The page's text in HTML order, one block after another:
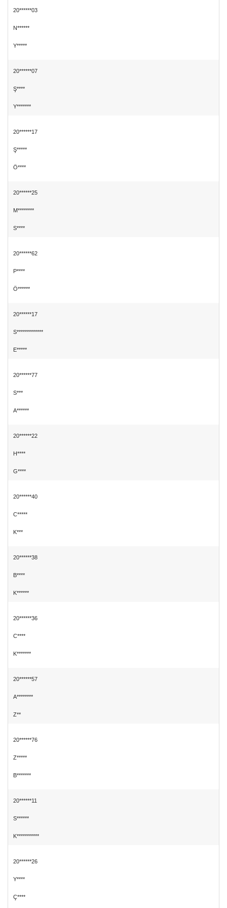
20******03
N******
Y*****
20******07
Ş****
Y*******
20******17
Ş*****
Ö****
20******25
M********
S****
20******62
P****
Ö******
20******17
S*************
E*****
20******77
S***
A******
20******22
H****
G****
20******40
C*****
K***
20******38
B****
K******
20******36
C****
K*******
20******57
A********
Z**
20******76
Z*****
B*******
20******11
S******
K***********
20******26
Y****
Ç****